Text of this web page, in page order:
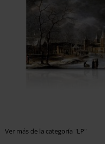
578090St.html
Ver más de la categoría "LP"